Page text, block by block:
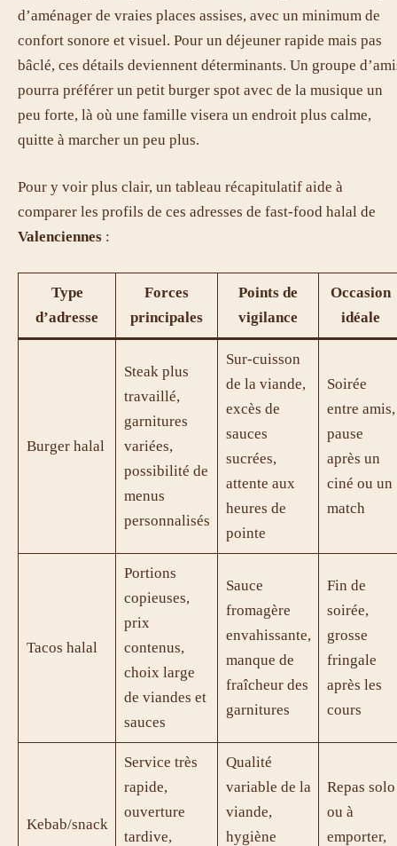
d’aménager de vraies places assises, avec un minimum de
confort sonore et visuel. Pour un déjeuner rapide mais pas
bâclé, ces détails deviennent déterminants. Un groupe
pourra préférer un petit burger spot avec de la musique un
peu forte, là où une famille visera un endroit plus calme,
quitte à marcher un peu plus.
Pour y voir plus clair, un tableau récapitulatif aide à
comparer les profils de ces adresses de fast-food halal de
Valenciennes :
Type
d’adresse
Forces
principales
Points de
vigilance
Occasion
idéale
Burger halal
Steak plus
travaillé,
garnitures
variées,
possibilité de
menus
personnalisés
Sur-cuisson
de la viande,
excès de
sauces
sucrées,
attente aux
heures de
pointe
Soirée
entre amis,
pause
après un
ciné ou un
match
Tacos halal
Portions
copieuses,
prix
contenus,
choix large
de viandes et
sauces
Sauce
fromagère
envahissante,
manque de
fraîcheur des
garnitures
Fin de
soirée,
grosse
fringale
après les
cours
Kebab/snack
Service très
rapide,
ouverture
tardive,
Qualité
variable de la
viande,
hygiène
Repas solo
ou à
emporter,